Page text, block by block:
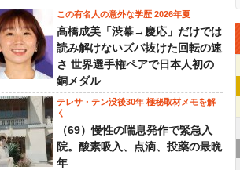
この有名人の意外な学歴 2026年夏
高橋成美「渋幕→慶応」だけでは
読み解けないズバ抜けた回転の速
さ 世界選手権ペアで日本人初の
銅メダル
テレサ・テン没後30年 極秘取材メモを解
く
（69）慢性の喘息発作で緊急入
院。酸素吸入、点滴、投薬の最晩
年